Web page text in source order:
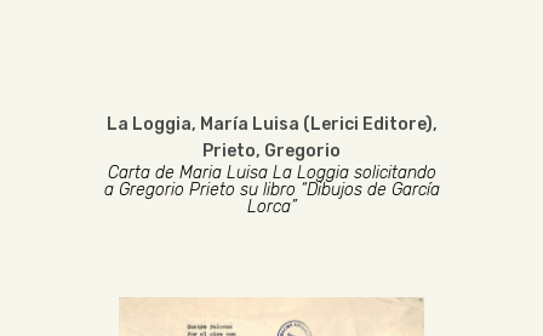
La Loggia, María Luisa (Lerici Editore),
Prieto, Gregorio
Carta de Maria Luisa La Loggia solicitando
a Gregorio Prieto su libro “Dibujos de García
Lorca”